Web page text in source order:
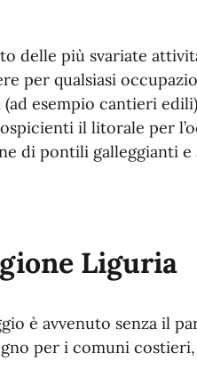
delle più svariate
per qualsiasi
esempio cantieri edili)
il litorale per
di pontili galleggianti e
Liguria
è avvenuto senza il
per i comuni